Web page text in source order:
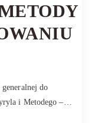
do
i Metodego –…